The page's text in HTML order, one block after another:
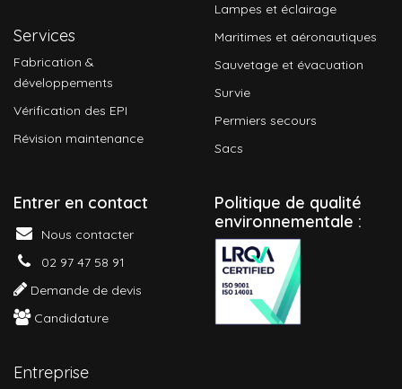
Services
Fabrication &
développements
Vérification des EPI
Révision maintenance
Lampes et éclairage
Maritimes et aéronautiques
Sauvetage et évacuation
Survie
Permiers secours
Sacs
Entrer en contact
Nous contacter
02 97 47 58 91
Demande de devis
Candidature
Entreprise
Politique de qualité
environnementale :